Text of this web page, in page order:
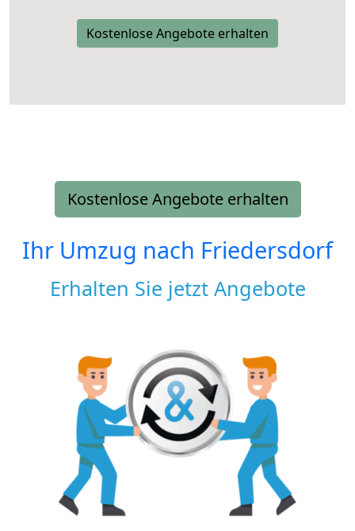
Kostenlose Angebote erhalten
Kostenlose Angebote erhalten
Ihr Umzug nach Friedersdorf
Erhalten Sie jetzt Angebote